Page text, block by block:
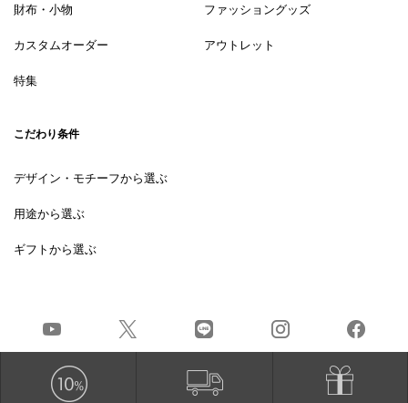
財布・小物 ファッショングッズ
カスタムオーダー アウトレット
特集
こだわり条件
デザイン・モチーフから選ぶ
用途から選ぶ
ギフトから選ぶ